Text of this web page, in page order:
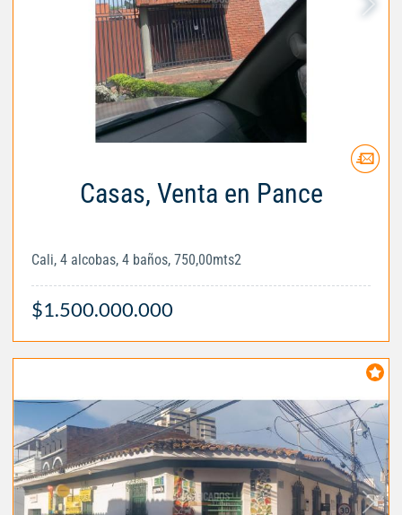
Casas, Venta en Pance
Cali, 4 alcobas, 4 baños, 750,00mts2
$1.500.000.000